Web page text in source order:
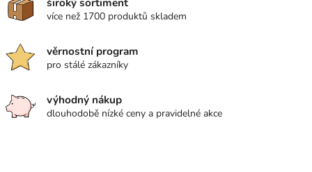
více než 1700 produktů skladem
věrnostní program
pro stálé zákazníky
výhodný nákup
dlouhodobě nízké ceny a pravidelné akce